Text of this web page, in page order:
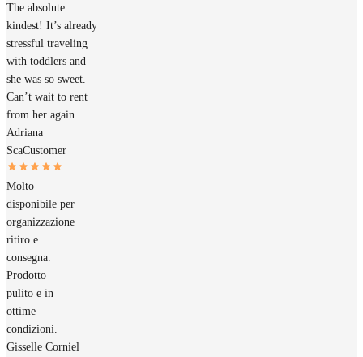
The absolute
kindest! It’s already
stressful traveling
with toddlers and
she was so sweet.
Can’t wait to rent
from her again
Adriana
ScaCustomer
Molto
disponibile per
organizzazione
ritiro e
consegna.
Prodotto
pulito e in
ottime
condizioni.
Gisselle Corniel